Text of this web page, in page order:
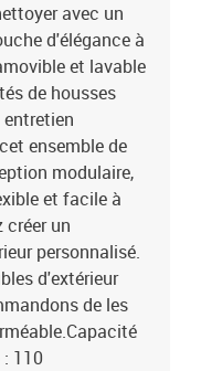
avec un
d'élégance à
et lavable
de housses
ensemble de
modulaire,
et facile à
créer un
personnalisé.
d'extérieur
de les
110